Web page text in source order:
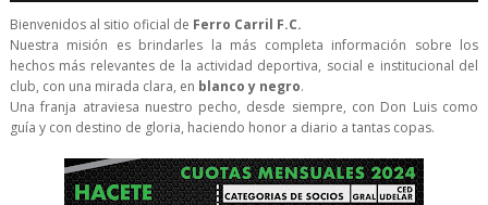
Bienvenidos al sitio oficial de Ferro Carril F.C.
Nuestra misión es brindarles la más completa información sobre los
hechos más relevantes de la actividad deportiva, social e institucional del
club, con una mirada clara, en blanco y negro.
Una franja atraviesa nuestro pecho, desde siempre, con Don Luis como
guía y con destino de gloria, haciendo honor a diario a tantas copas.